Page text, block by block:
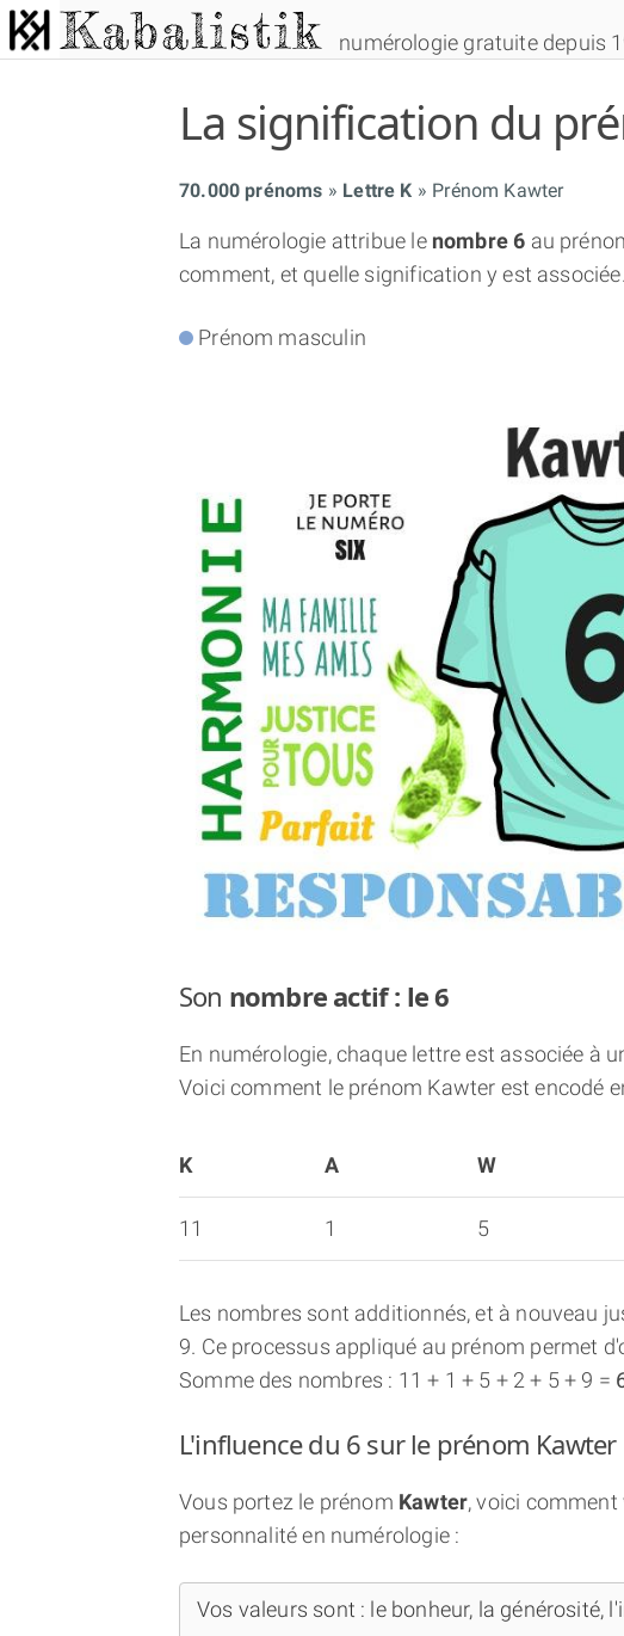
numérologie gratuite depuis
La signification du
70.000 prénoms Lettre K Prénom Kawter
La numérologie attribue le nombre 6 au
comment, et quelle signification y est associée.
Prénom masculin
Son nombre actif : le 6
En numérologie, chaque lettre est associée à
Voici comment le prénom Kawter est encodé
K A W
11 1 5
Les nombres sont additionnés, et à nouveau
9. Ce processus appliqué au prénom permet
Somme des nombres : 11 + 1 + 5 + 2 + 5 + 9 =
L'influence du 6 sur le prénom Kawter
Vous portez le prénom Kawter, voici
personnalité en numérologie :
Vos valeurs sont : le bonheur, la générosité,